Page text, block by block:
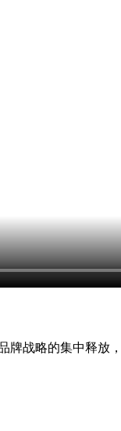
牌战略的集中